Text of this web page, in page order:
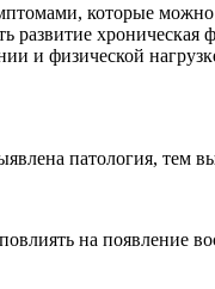
которые можно
хроническая
и физической
патология, тем
на